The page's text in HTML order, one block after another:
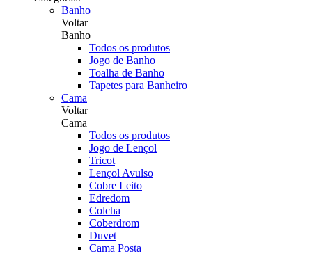
Banho
Voltar
Banho
Todos os produtos
Jogo de Banho
Toalha de Banho
Tapetes para Banheiro
Cama
Voltar
Cama
Todos os produtos
Jogo de Lençol
Tricot
Lençol Avulso
Cobre Leito
Edredom
Colcha
Coberdrom
Duvet
Cama Posta